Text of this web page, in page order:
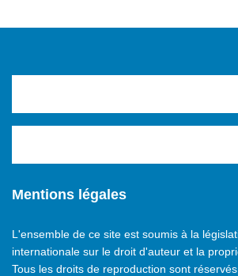
Mentions légales
L'ensemble de ce site est soumis à la
internationale sur le droit d'auteur et la
Tous les droits de reproduction sont